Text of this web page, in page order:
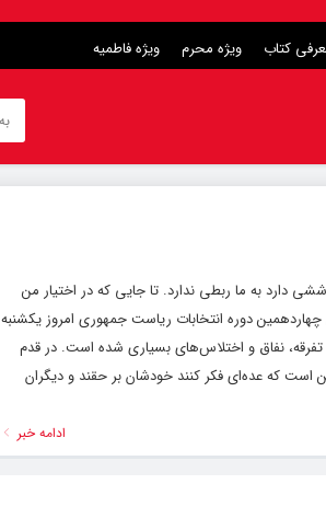
کتاب ویژه محرم ویژه فاطمیه
دارد به ما ربطی ندارد. تا جایی که در اختیار من
دوره انتخابات ریاست جمهوری امروز یکشنبه
نفاق و اختلاس‌های بسیاری شده است. در قدم
است که عده‌ای فکر کنند خودشان بر حقند و دیگران
ادامه خبر